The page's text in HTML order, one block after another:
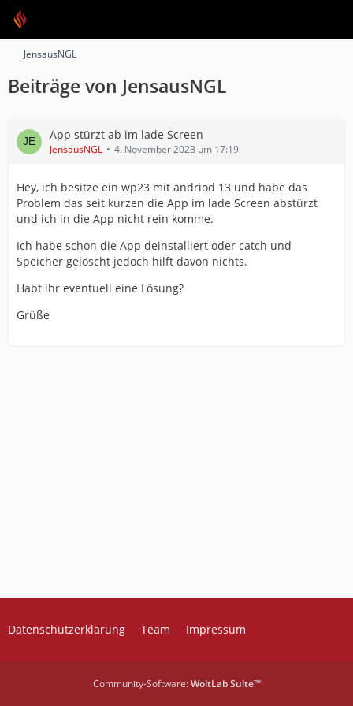
JensausNGL
Beiträge von JensausNGL
App stürzt ab im lade Screen
JensausNGL 4. November 2023 um 17:19
Hey, ich besitze ein wp23 mit andriod 13 und habe das
Problem das seit kurzen die App im lade Screen abstürzt
und ich in die App nicht rein komme.
Ich habe schon die App deinstalliert oder catch und
Speicher gelöscht jedoch hilft davon nichts.
Habt ihr eventuell eine Lösung?
Grüße
Datenschutzerklärung Team Impressum
Community-Software:WoltLab Suite™